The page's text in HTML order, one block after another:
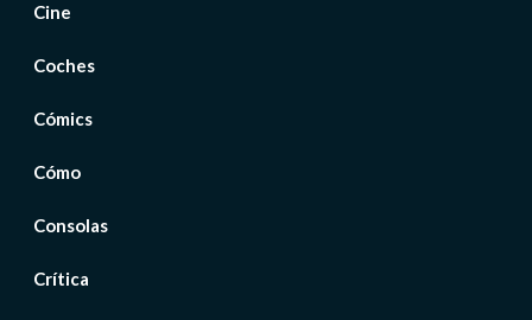
Cine
Coches
Cómics
Cómo
Consolas
Crítica